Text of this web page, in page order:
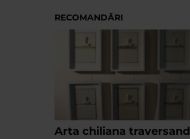
RECOMANDĂRI
Arta chiliana traversand